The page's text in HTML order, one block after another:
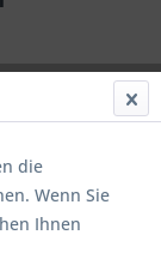
die
Wenn Sie
Ihnen